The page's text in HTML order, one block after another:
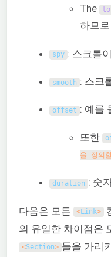
The to
하므
spy : 스크롤
smooth : 스크
offset : 예를
또한
을 정의
duration : 숫
다음은 모든 <Link>
의 유일한 차이점은
<Section> 들을 가리